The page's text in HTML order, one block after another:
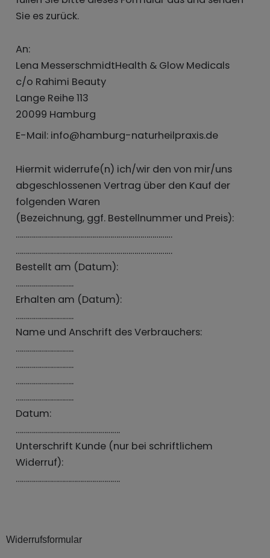
Sie es zurück.
An:
Lena MesserschmidtHealth & Glow Medicals
c/o Rahimi Beauty
Lange Reihe 113
20099 Hamburg
E-Mail: info@hamburg-naturheilpraxis.de
Hiermit widerrufe(n) ich/wir den von mir/uns
abgeschlossenen Vertrag über den Kauf der
folgenden Waren
(Bezeichnung, ggf. Bestellnummer und Preis):
……………………………………………………………………
……………………………………………………………………
Bestellt am (Datum):
………………………..
Erhalten am (Datum):
………………………..
Name und Anschrift des Verbrauchers:
………………………..
………………………..
………………………..
………………………..
Datum:
…………………………………………….
Unterschrift Kunde (nur bei schriftlichem
Widerruf):
…………………………………………….
Widerrufsformular